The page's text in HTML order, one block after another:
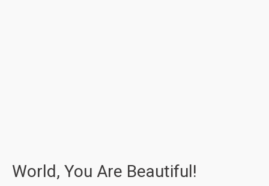
World, You Are Beautiful!